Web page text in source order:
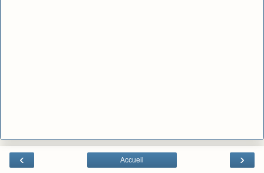
‹ ›
Accueil